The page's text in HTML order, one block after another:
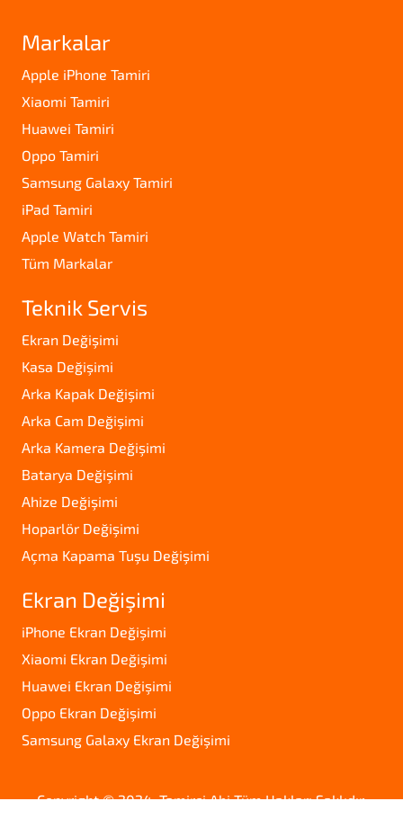
Markalar
Apple iPhone Tamiri
Xiaomi Tamiri
Huawei Tamiri
Oppo Tamiri
Samsung Galaxy Tamiri
iPad Tamiri
Apple Watch Tamiri
Tüm Markalar
Teknik Servis
Ekran Değişimi
Kasa Değişimi
Arka Kapak Değişimi
Arka Cam Değişimi
Arka Kamera Değişimi
Batarya Değişimi
Ahize Değişimi
Hoparlör Değişimi
Açma Kapama Tuşu Değişimi
Ekran Değişimi
iPhone Ekran Değişimi
Xiaomi Ekran Değişimi
Huawei Ekran Değişimi
Oppo Ekran Değişimi
Samsung Galaxy Ekran Değişimi
Copyright © 2024. Tamirci Abi Tüm Hakları Saklıdır.